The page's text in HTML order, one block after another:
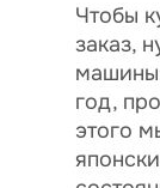
Чтобы
заказ,
год,
этого